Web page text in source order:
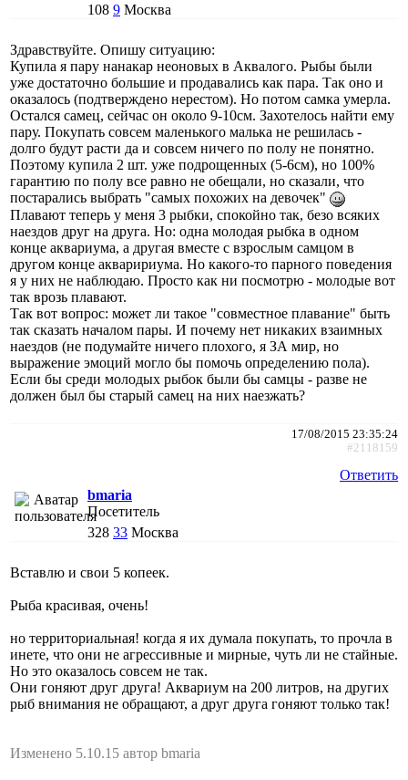
108 9 Москва
Здравствуйте. Опишу ситуацию:
Купила я пару нанакар неоновых в Аквалого. Рыбы были
уже достаточно большие и продавались как пара. Так оно и
оказалось (подтверждено нерестом). Но потом самка умерла.
Остался самец, сейчас он около 9-10см. Захотелось найти ему
пару. Покупать совсем маленького малька не решилась -
долго будут расти да и совсем ничего по полу не понятно.
Поэтому купила 2 шт. уже подрощенных (5-6см), но 100%
гарантию по полу все равно не обещали, но сказали, что
постарались выбрать "самых похожих на девочек"
Плавают теперь у меня 3 рыбки, спокойно так, безо всяких
наездов друг на друга. Но: одна молодая рыбка в одном
конце аквариума, а другая вместе с взрослым самцом в
другом конце акваририума. Но какого-то парного поведения
я у них не наблюдаю. Просто как ни посмотрю - молодые вот
так врозь плавают.
Так вот вопрос: может ли такое "совместное плавание" быть
так сказать началом пары. И почему нет никаких взаимных
наездов (не подумайте ничего плохого, я ЗА мир, но
выражение эмоций могло бы помочь определению пола).
Если бы среди молодых рыбок были бы самцы - разве не
должен был бы старый самец на них наезжать?
17/08/2015 23:35:24
#2118159
Ответить
bmaria
Посетитель
328 33 Москва
Вставлю и свои 5 копеек.
Рыба красивая, очень!
но территориальная! когда я их думала покупать, то прочла в
инете, что они не агрессивные и мирные, чуть ли не стайные.
Но это оказалось совсем не так.
Они гоняют друг друга! Аквариум на 200 литров, на других
рыб внимания не обращают, а друг друга гоняют только так!
Изменено 5.10.15 автор bmaria